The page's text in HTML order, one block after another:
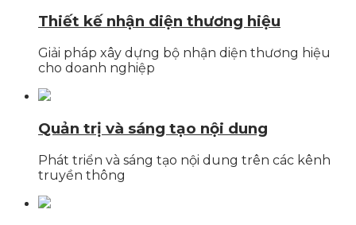
Thiết kế nhận diện thương hiệu
Giải pháp xây dựng bộ nhận diện thương hiệu
cho doanh nghiệp
Quản trị và sáng tạo nội dung
Phát triển và sáng tạo nội dung trên các kênh
truyền thông